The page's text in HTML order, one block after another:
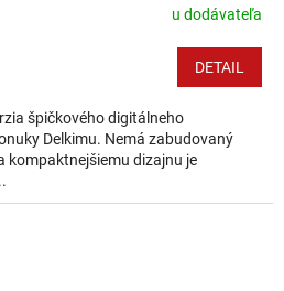
u dodávateľa
DETAIL
špičkového digitálneho
Delkimu. Nemá zabudovaný
kompaktnejšiemu dizajnu je